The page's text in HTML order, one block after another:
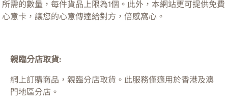
所需的數量，每件貨品上限為1個。此外，本網站更可提供免費
心意卡，讓您的心意傳達給對方，倍感窩心。
親臨分店取貨:
網上訂購商品，親臨分店取貨。此服務僅適用於香港及澳
門地區分店。